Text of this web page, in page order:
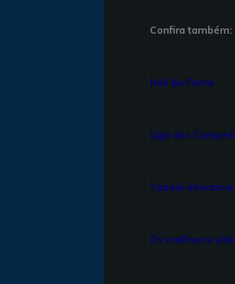
Confira também:
Hall da Fama
Liga dos
Tabela
Os melhores